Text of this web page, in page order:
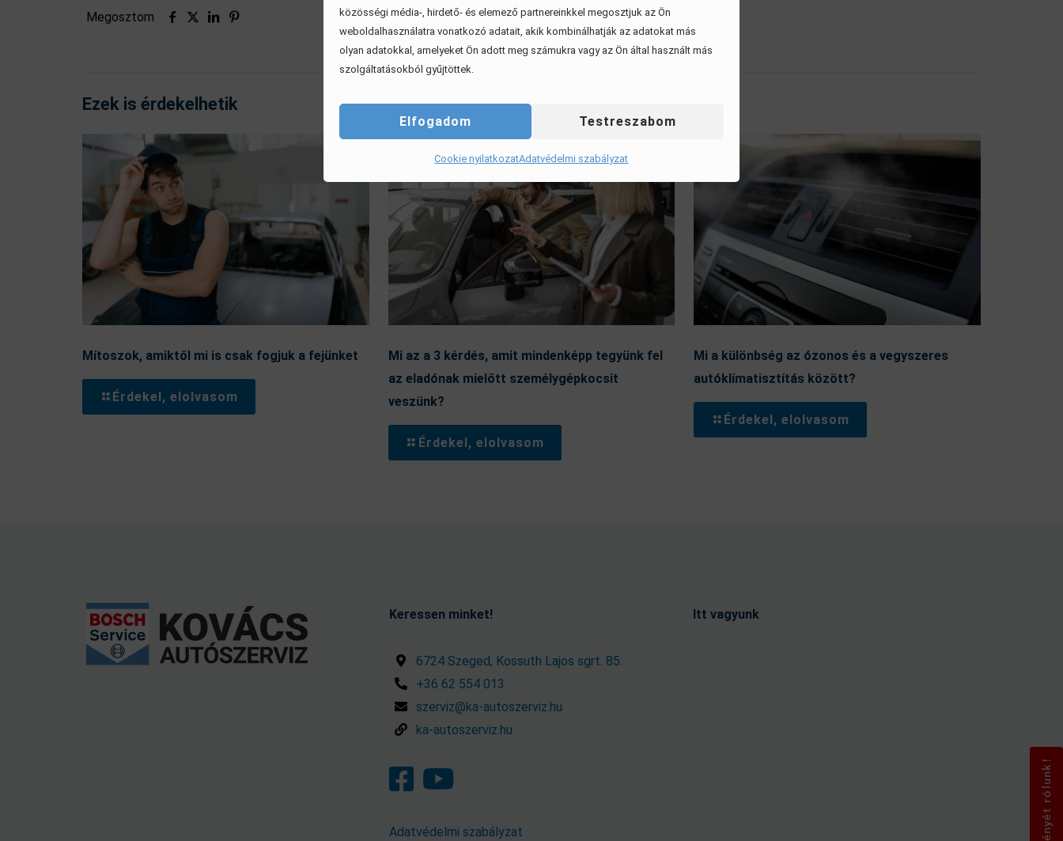
közösségi média-, hirdető- és elemező partnereinkkel megosztjuk az Ön
weboldalhasználatra vonatkozó adatait, akik kombinálhatják az adatokat más
olyan adatokkal, amelyeket Ön adott meg számukra vagy az Ön által használt más
szolgáltatásokból gyűjtöttek.
Elfogadom Testreszabom
Cookie nyilatkozatAdatvédelmi szabályzat
Megosztom
Ezek is érdekelhetik
Mítoszok, amiktől mi is csak fogjuk a fejünket
Érdekel, elolvasom
Mi az a 3 kérdés, amit mindenképp tegyünk fel
az eladónak mielőtt személygépkocsit
veszünk?
Érdekel, elolvasom
Mi a különbség az ózonos és a vegyszeres
autóklímatisztítás között?
Érdekel, elolvasom
Keressen minket!
6724 Szeged, Kossuth Lajos sgrt. 85.
+36 62 554 013
szerviz@ka-autoszerviz.hu
ka-autoszerviz.hu
Adatvédelmi szabályzat
Itt vagyunk